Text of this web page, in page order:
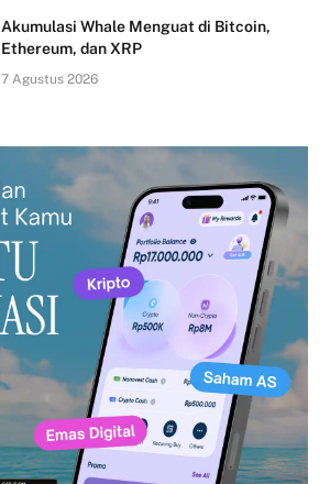
Akumulasi Whale Menguat di Bitcoin,
Ethereum, dan XRP
7 Agustus 2026